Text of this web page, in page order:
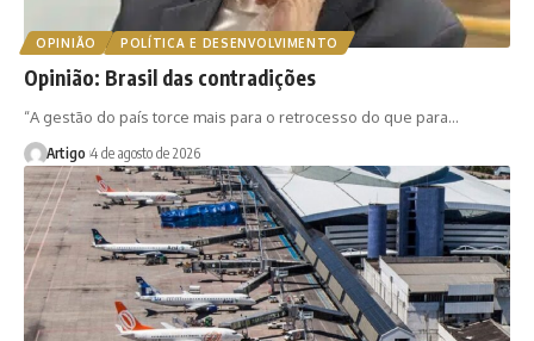
OPINIÃO POLÍTICA E DESENVOLVIMENTO
Opinião: Brasil das contradições
“A gestão do país torce mais para o retrocesso do que para…
Artigo 4 de agosto de 2026